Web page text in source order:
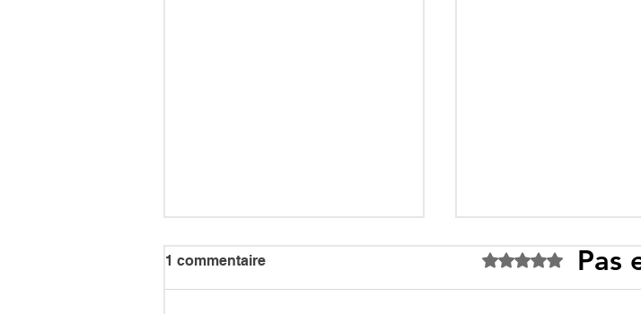
1 commentaire Noté 0 étoile sur 5.
Pas